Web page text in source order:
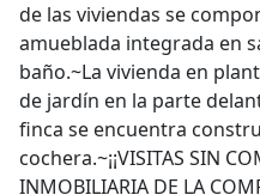
de las viviendas se
amueblada integrada en
baño.~La vivienda en
de jardín en la parte
finca se encuentra
cochera.~¡¡VISITAS SIN
INMOBILIARIA DE LA